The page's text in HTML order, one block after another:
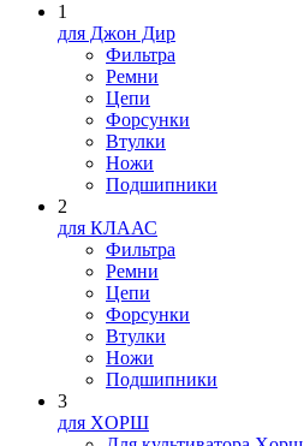
1
для Джон Дир
Фильтра
Ремни
Цепи
Форсунки
Втулки
Ножи
Подшипники
2
для КЛААС
Фильтра
Ремни
Цепи
Форсунки
Втулки
Ножи
Подшипники
3
для XOPШ